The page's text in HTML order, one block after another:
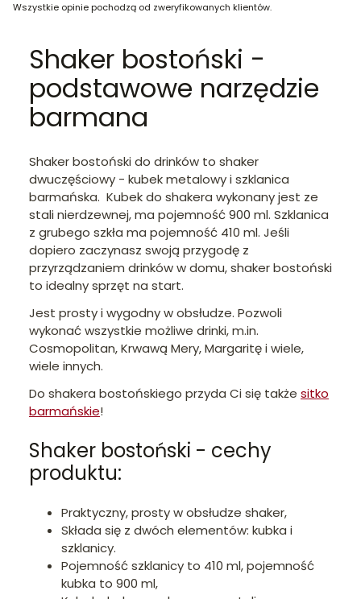
Wszystkie opinie pochodzą od zweryfikowanych klientów.
Shaker bostoński -
podstawowe narzędzie
barmana
Shaker bostoński do drinków to shaker
dwuczęściowy - kubek metalowy i szklanica
barmańska. Kubek do shakera wykonany jest ze
stali nierdzewnej, ma pojemność 900 ml. Szklanica
z grubego szkła ma pojemność 410 ml. Jeśli
dopiero zaczynasz swoją przygodę z
przyrządzaniem drinków w domu, shaker bostoński
to idealny sprzęt na start.
Jest prosty i wygodny w obsłudze. Pozwoli
wykonać wszystkie możliwe drinki, m.in.
Cosmopolitan, Krwawą Mery, Margaritę i wiele,
wiele innych.
Do shakera bostońskiego przyda Ci się także sitko
barmańskie!
Shaker bostoński - cechy
produktu:
Praktyczny, prosty w obsłudze shaker,
Składa się z dwóch elementów: kubka i
szklanicy.
Pojemność szklanicy to 410 ml, pojemność
kubka to 900 ml,